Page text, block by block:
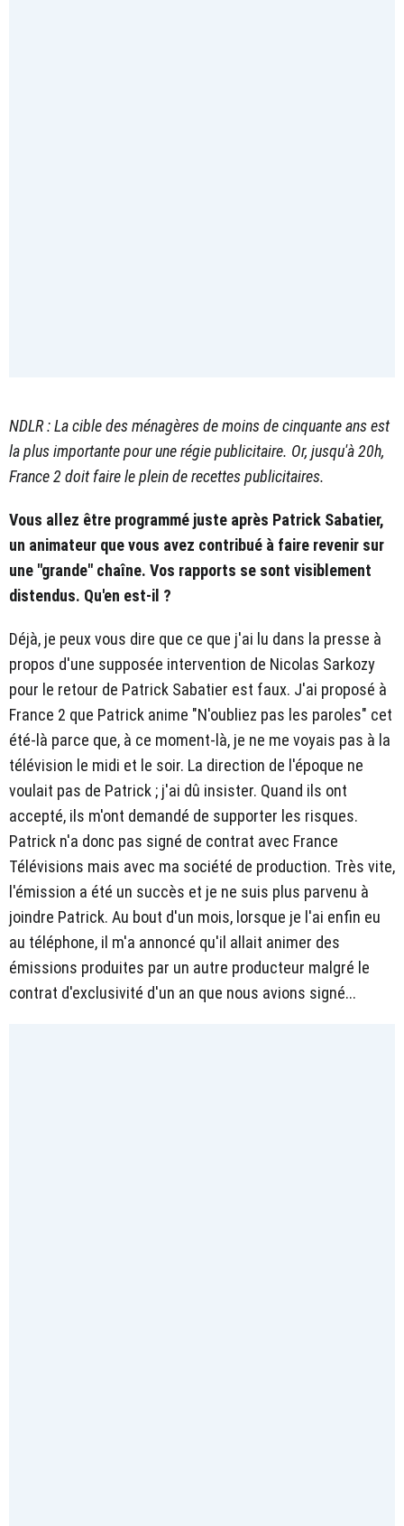
NDLR : La cible des ménagères de moins de cinquante ans est
la plus importante pour une régie publicitaire. Or, jusqu'à 20h,
France 2 doit faire le plein de recettes publicitaires.
Vous allez être programmé juste après Patrick Sabatier,
un animateur que vous avez contribué à faire revenir sur
une "grande" chaîne. Vos rapports se sont visiblement
distendus. Qu'en est-il ?
Déjà, je peux vous dire que ce que j'ai lu dans la presse à
propos d'une supposée intervention de Nicolas Sarkozy
pour le retour de Patrick Sabatier est faux. J'ai proposé à
France 2 que Patrick anime "N'oubliez pas les paroles" cet
été-là parce que, à ce moment-là, je ne me voyais pas à la
télévision le midi et le soir. La direction de l'époque ne
voulait pas de Patrick ; j'ai dû insister. Quand ils ont
accepté, ils m'ont demandé de supporter les risques.
Patrick n'a donc pas signé de contrat avec France
Télévisions mais avec ma société de production. Très vite,
l'émission a été un succès et je ne suis plus parvenu à
joindre Patrick. Au bout d'un mois, lorsque je l'ai enfin eu
au téléphone, il m'a annoncé qu'il allait animer des
émissions produites par un autre producteur malgré le
contrat d'exclusivité d'un an que nous avions signé...